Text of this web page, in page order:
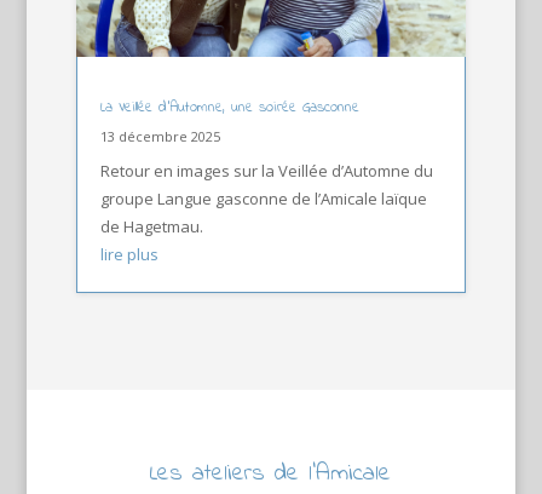
La Veillée d’Automne, une soirée Gasconne
13 décembre 2025
Retour en images sur la Veillée d’Automne du
groupe Langue gasconne de l’Amicale laïque
de Hagetmau.
lire plus
Les ateliers de l’Amicale